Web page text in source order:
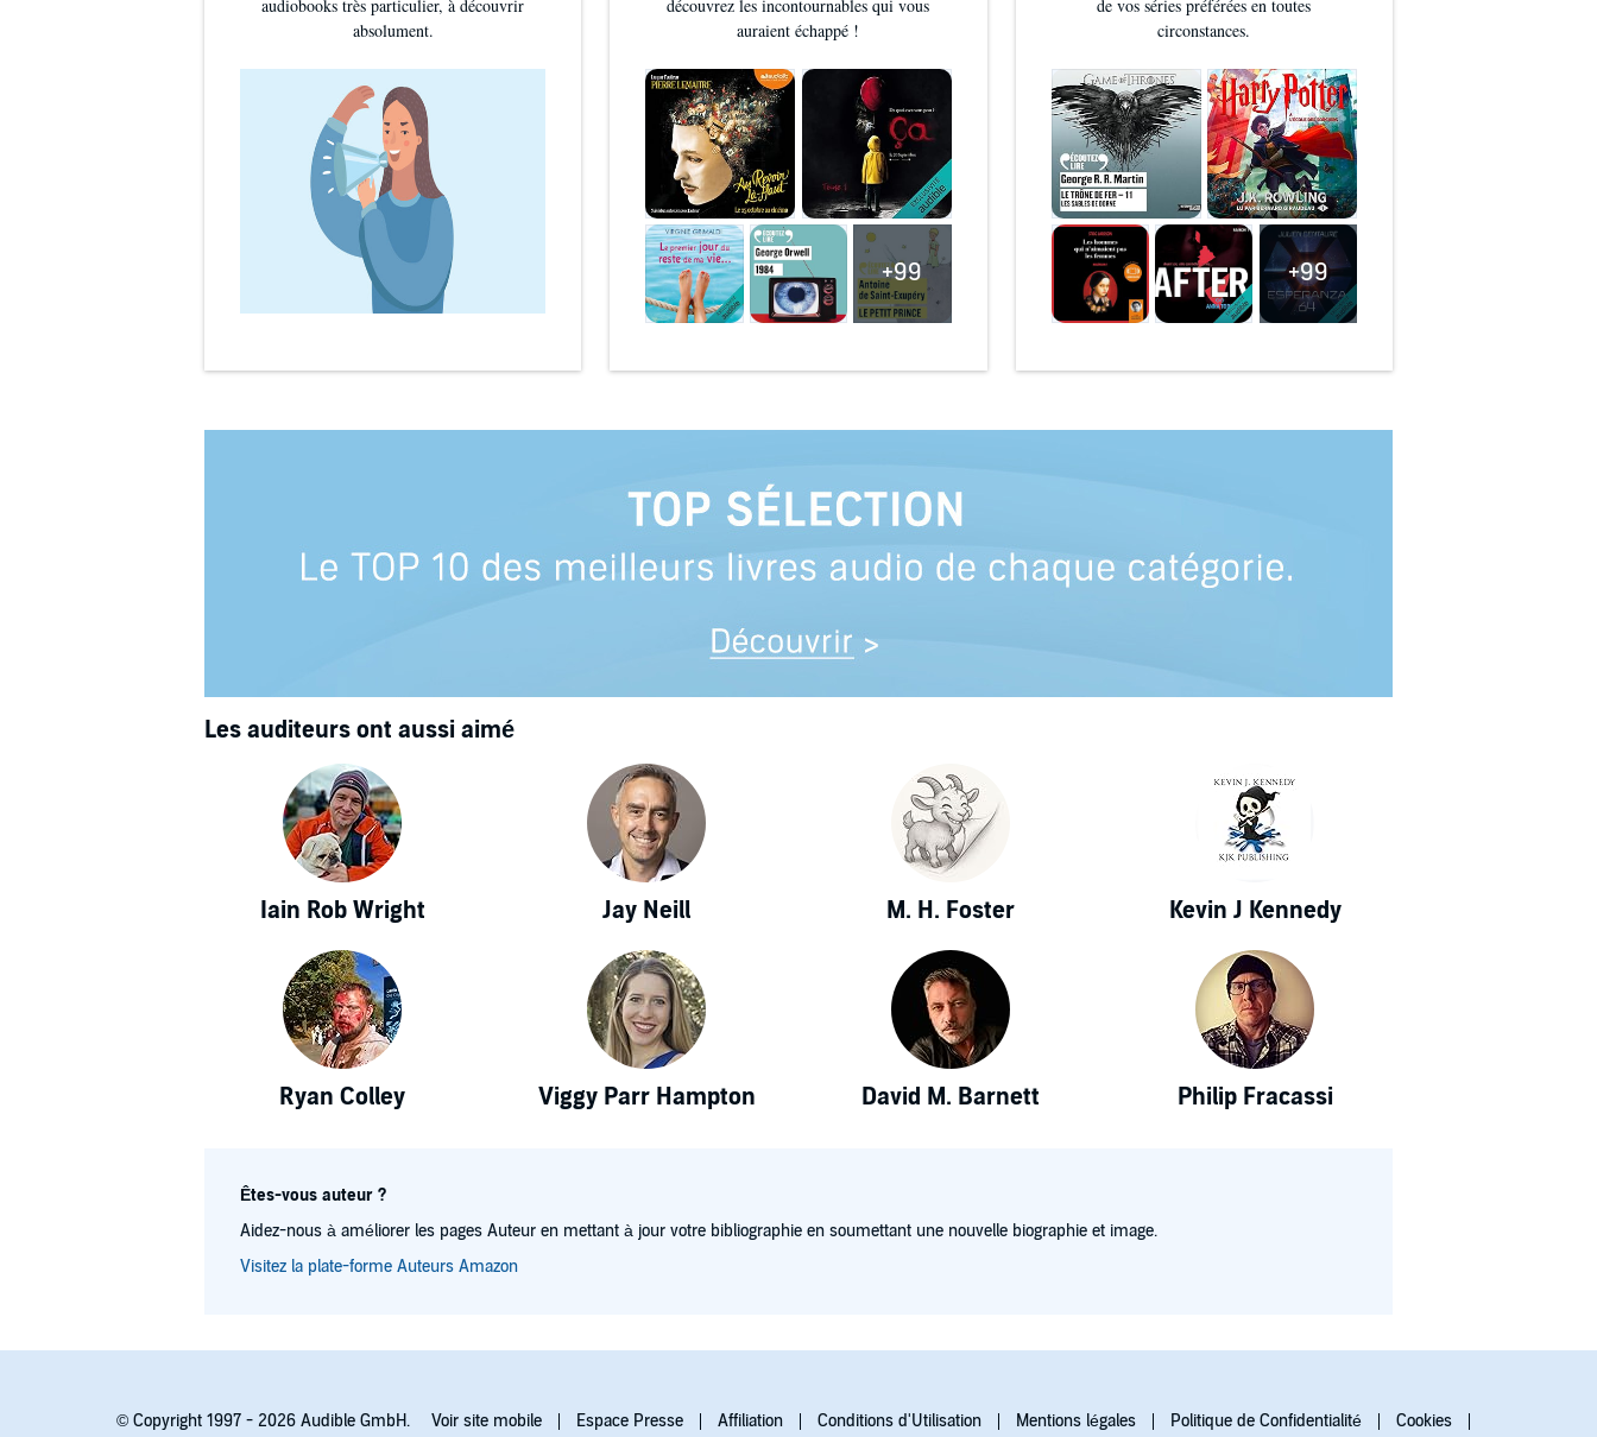
audiobooks très particulier, à découvrir
absolument.
découvrez les incontournables qui vous
auraient échappé !
+99
de vos séries préférées en toutes
circonstances.
+99
Les auditeurs ont aussi aimé
Iain Rob Wright Jay Neill M. H. Foster Kevin J Kennedy
Ryan Colley Viggy Parr Hampton David M. Barnett Philip Fracassi
Êtes-vous auteur ?
Aidez-nous à améliorer les pages Auteur en mettant à jour votre bibliographie en soumettant une nouvelle biographie et image.
Visitez la plate-forme Auteurs Amazon
© Copyright 1997 - 2026 Audible GmbH. Voir site mobile Espace Presse Affiliation Conditions d'Utilisation Mentions légales Politique de Confidentialité
Cookies